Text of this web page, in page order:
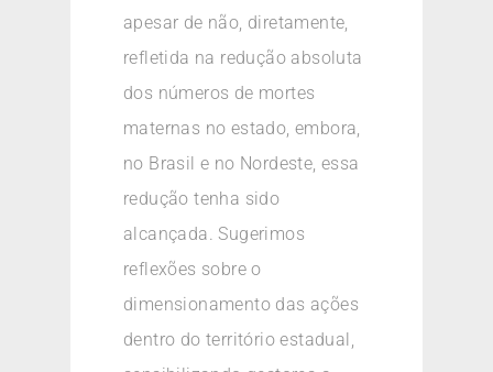
apesar de não, diretamente,
refletida na redução absoluta
dos números de mortes
maternas no estado, embora,
no Brasil e no Nordeste, essa
redução tenha sido
alcançada. Sugerimos
reflexões sobre o
dimensionamento das ações
dentro do território estadual,